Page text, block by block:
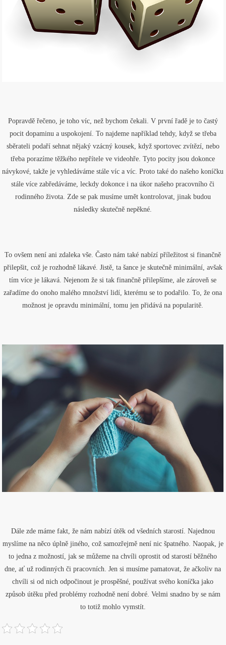
Popravdě řečeno, je toho víc, než bychom čekali. V první řadě je to častý
pocit dopaminu a uspokojení. To najdeme například tehdy, když se třeba
sběrateli podaří sehnat nějaký vzácný kousek, když sportovec zvítězí, nebo
třeba porazíme těžkého nepřítele ve videohře. Tyto pocity jsou dokonce
návykové, takže je vyhledáváme stále víc a víc. Proto také do našeho koníčku
stále více zabředáváme, leckdy dokonce i na úkor našeho pracovního či
rodinného života. Zde se pak musíme umět kontrolovat, jinak budou
následky skutečně nepěkné.
To ovšem není ani zdaleka vše. Často nám také nabízí příležitost si finančně
přilepšit, což je rozhodně lákavé. Jistě, ta šance je skutečně minimální, avšak
tím více je lákavá. Nejenom že si tak finančně přilepšíme, ale zároveň se
zařadíme do onoho malého množství lidí, kterému se to podařilo. To, že ona
možnost je opravdu minimální, tomu jen přidává na popularitě.
Dále zde máme fakt, že nám nabízí útěk od všedních starostí. Najednou
myslíme na něco úplně jiného, což samozřejmě není nic špatného. Naopak, je
to jedna z možností, jak se můžeme na chvíli oprostit od starostí běžného
dne, ať už rodinných či pracovních. Jen si musíme pamatovat, že ačkoliv na
chvíli si od nich odpočinout je prospěšné, používat svého koníčka jako
způsob útěku před problémy rozhodně není dobré. Velmi snadno by se nám
to totiž mohlo vymstít.